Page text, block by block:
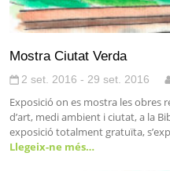
Mostra Ciutat Verda
2 set. 2016 - 29 set. 2016
Exposició on es mostra les obres
d’art, medi ambient i ciutat, a la
exposició totalment gratuïta,
Llegeix-ne més…